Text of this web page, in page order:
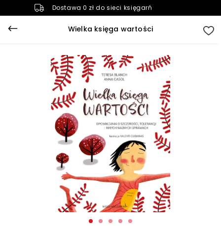
Dostawa 0 zł do sieci księgarń
Wielka księga wartości